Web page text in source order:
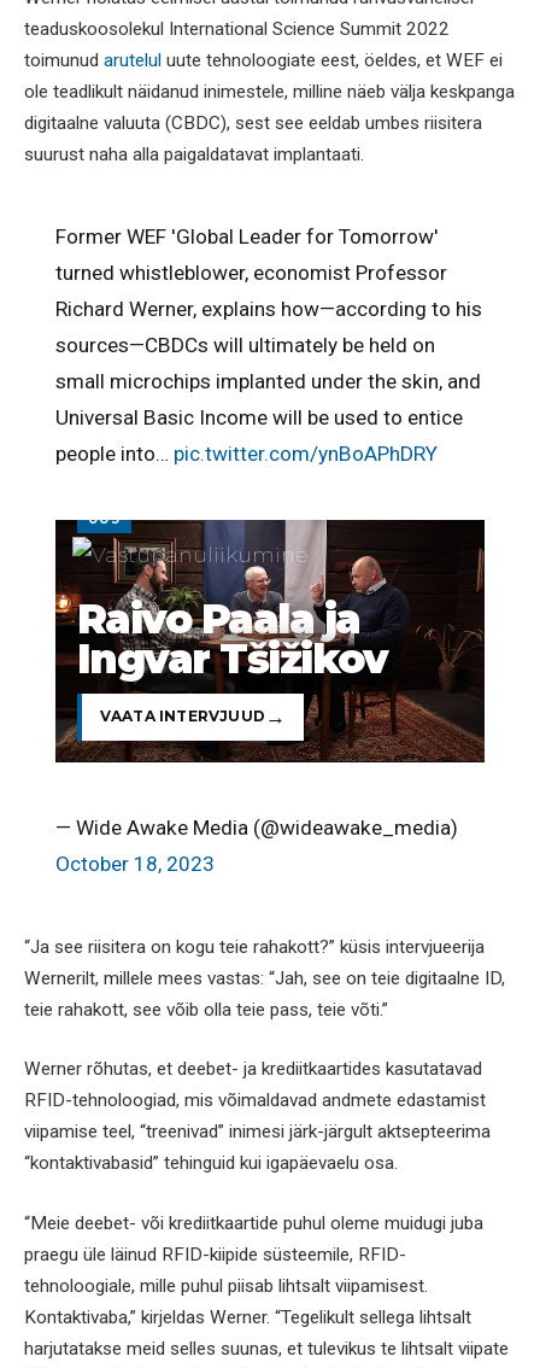
teaduskoosolekul International Science Summit 2022
toimunud arutelul uute tehnoloogiate eest, öeldes, et WEF ei
ole teadlikult näidanud inimestele, milline näeb välja keskpanga
digitaalne valuuta (CBDC), sest see eeldab umbes riisitera
suurust naha alla paigaldatavat implantaati.
Former WEF 'Global Leader for Tomorrow'
turned whistleblower, economist Professor
Richard Werner, explains how—according to his
sources—CBDCs will ultimately be held on
small microchips implanted under the skin, and
Universal Basic Income will be used to entice
people into… pic.twitter.com/ynBoAPhDRY
UUS
Raivo Paala ja
Ingvar Tšižikov
VAATA INTERVJUUD
— Wide Awake Media (@wideawake_media)
October 18, 2023
“Ja see riisitera on kogu teie rahakott?” küsis intervjueerija
Wernerilt, millele mees vastas: “Jah, see on teie digitaalne ID,
teie rahakott, see võib olla teie pass, teie võti.”
Werner rõhutas, et deebet- ja krediitkaartides kasutatavad
RFID-tehnoloogiad, mis võimaldavad andmete edastamist
viipamise teel, “treenivad” inimesi järk-järgult aktsepteerima
“kontaktivabasid” tehinguid kui igapäevaelu osa.
“Meie deebet- või krediitkaartide puhul oleme muidugi juba
praegu üle läinud RFID-kiipide süsteemile, RFID-
tehnoloogiale, mille puhul piisab lihtsalt viipamisest.
Kontaktivaba,” kirjeldas Werner. “Tegelikult sellega lihtsalt
harjutatakse meid selles suunas, et tulevikus te lihtsalt viipate